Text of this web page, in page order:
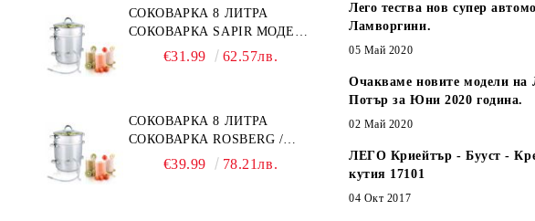
СОКОВАРКА 8 ЛИТРА
СОКОВАРКА SAPIR МОДЕЛ:
SP-1260-A26
€31.99 62.57лв.
СОКОВАРКА 8 ЛИТРА
СОКОВАРКА ROSBERG /
SAPIR€39.99 78.21лв.
Лего тества нов супер
Ламворгини.
05 Май 2020
Очакваме новите модели на
Потър за Юни 2020 година.
02 Май 2020
ЛЕГО Криейтър - Бууст -
кутия 17101
04 Окт 2017